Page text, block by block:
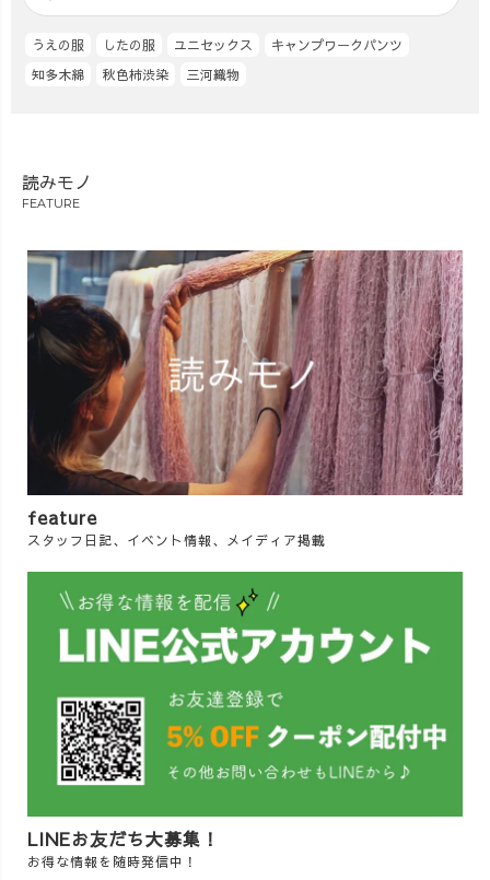
うえの服 したの服 ユニセックス
キャンプワークパンツ
知多木綿
秋色柿渋染 三河織物
読みモノ
FEATURE
feature
スタッフ日記、イベント情報、メイディア掲載
LINEお友だち大募集！
お得な情報を随時発信中！